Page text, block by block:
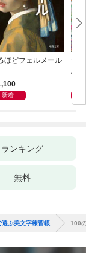
ほどフェルメール
新着
ハ
ランキング
無料
ぶ美文字練習帳 100